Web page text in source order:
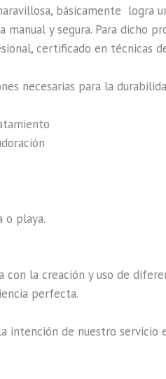
básicamente logra
y segura. Para dicho
certificado en técnicas
necesarias para la
o playa.
la creación y uso de
perfecta.
intención de nuestro